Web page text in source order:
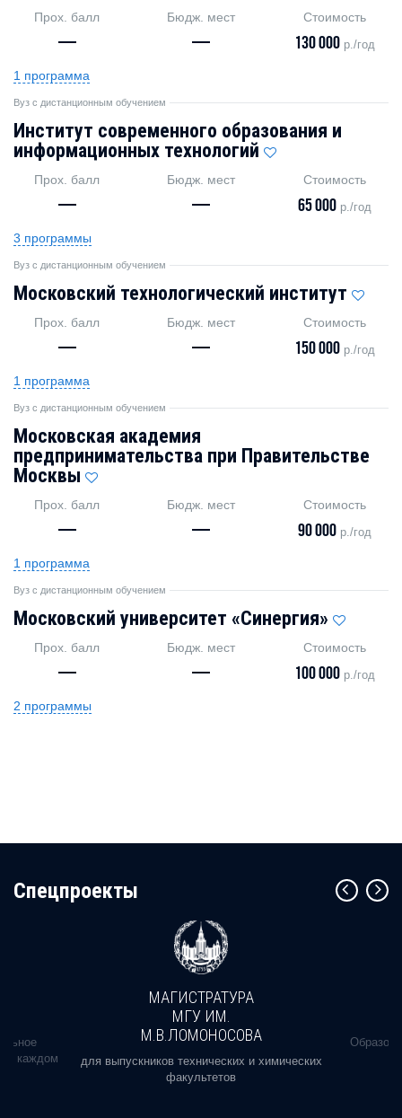
Прох. балл
—
Бюдж. мест
—
Стоимость
130 000 р./год
1 программа
Вуз с дистанционным обучением
Институт современного образования и
информационных технологий
Прох. балл
—
Бюдж. мест
—
Стоимость
65 000 р./год
3 программы
Вуз с дистанционным обучением
Московский технологический институт
Прох. балл
—
Бюдж. мест
—
Стоимость
150 000 р./год
1 программа
Вуз с дистанционным обучением
Московская академия
предпринимательства при Правительстве
Москвы
Прох. балл
—
Бюдж. мест
—
Стоимость
90 000 р./год
1 программа
Вуз с дистанционным обучением
Московский университет «Синергия»
Прох. балл
—
Бюдж. мест
—
Стоимость
100 000 р./год
2 программы
Cпецпроекты
в каждом
МАГИСТРАТУРА
МГУ ИМ.
М.В.ЛОМОНОСОВА
для выпускников технических и химических
факультетов